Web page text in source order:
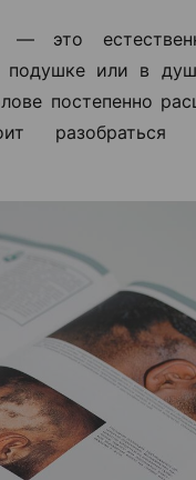
это
или в
постепенно
разобраться